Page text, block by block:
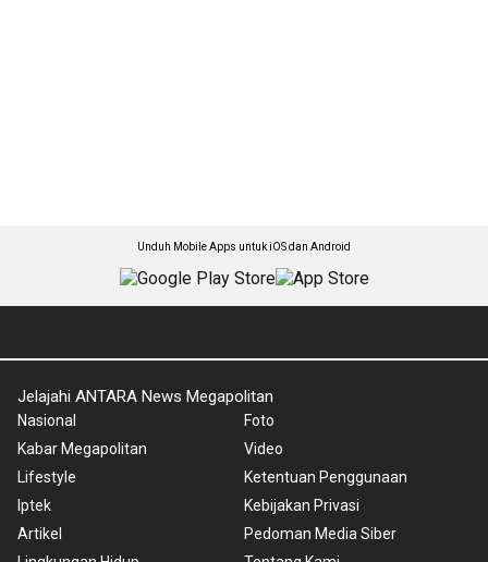
Unduh Mobile Apps untuk iOS dan Android
Jelajahi ANTARA News Megapolitan
Nasional
Kabar Megapolitan
Lifestyle
Iptek
Artikel
Foto
Video
Ketentuan Penggunaan
Kebijakan Privasi
Pedoman Media Siber